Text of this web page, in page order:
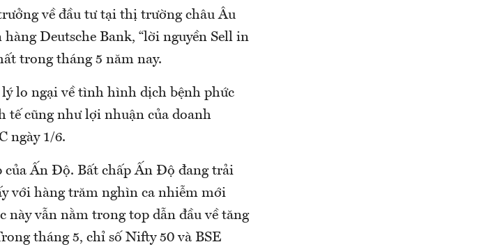
về đầu tư tại thị trường châu Âu
Deutsche Bank, “lời nguyền Sell in
trong tháng 5 năm nay.
lo ngại về tình hình dịch bệnh phức
tế cũng như lợi nhuận của doanh
ngày 1/6.
của Ấn Độ. Bất chấp Ấn Độ đang trải
với hàng trăm nghìn ca nhiễm mới
vẫn nằm trong top dẫn đầu về tăng
tháng 5, chỉ số Nifty 50 và BSE